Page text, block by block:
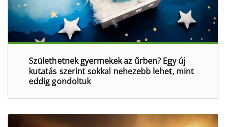
Születhetnek gyermekek az űrben? Egy új
kutatás szerint sokkal nehezebb lehet, mint
eddig gondoltuk